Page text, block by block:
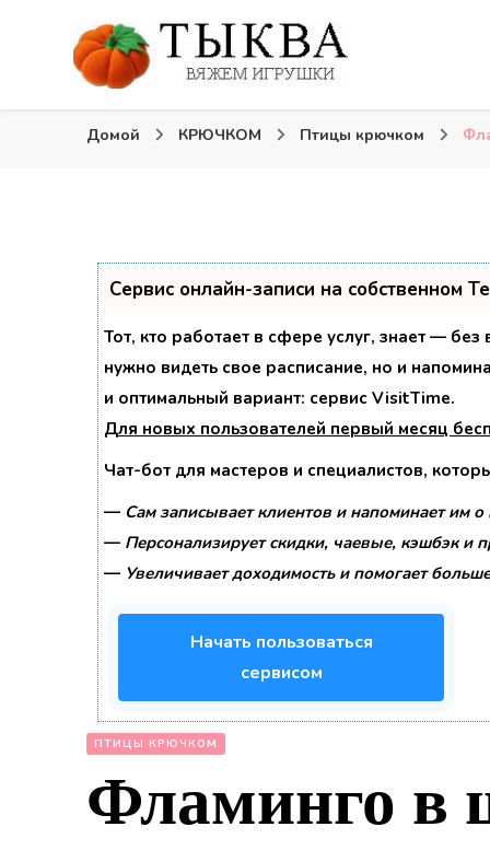
Тыква: Вяжем игрушки
Домой КРЮЧКОМ Птицы крючком
Сервис онлайн-записи на собственном
Тот, кто работает в сфере услуг, знает —
нужно видеть свое расписание, но и
и оптимальный вариант: сервис VisitTime.
Для новых пользователей первый месяц
Чат-бот для мастеров и специалистов,
— Сам записывает клиентов и напоминает им о
— Персонализирует скидки, чаевые, кэшбэк и
— Увеличивает доходимость и помогает
Начать пользоваться
сервисом
ПТИЦЫ КРЮЧКОМ
Фламинго в